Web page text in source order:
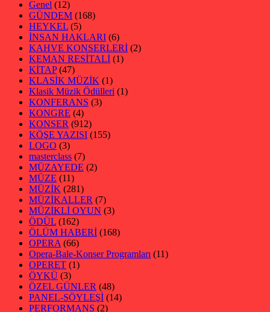
Genel (12)
GÜNDEM (168)
HEYKEL (5)
İNSAN HAKLARI (6)
KAHVE KONSERLERİ (2)
KEMAN RESİTALİ (1)
KİTAP(47)
KLASİK MÜZİK (1)
Klasik Müzik Ödülleri (1)
KONFERANS (3)
KONGRE (4)
KONSER (912)
KÖŞE YAZISI (155)
LOGO (3)
masterclass (7)
MÜZAYEDE (2)
MÜZE (11)
MÜZİK (281)
MÜZİKALLER (7)
MÜZİKLİ OYUN (3)
ÖDÜL (162)
ÖLÜM HABERİ (168)
OPERA (66)
Opera-Bale-Konser Programları (11)
OPERET (1)
ÖYKÜ (3)
ÖZEL GÜNLER (48)
PANEL-SÖYLEŞİ (14)
PERFORMANS (2)